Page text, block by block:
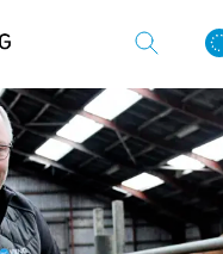
Log ind med det